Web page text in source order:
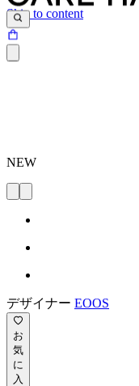
Skip to content
NEW
デザイナー EOOS
お
気
に
入